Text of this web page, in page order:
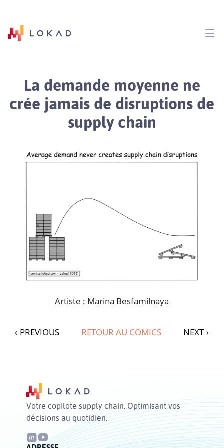
La demande moyenne ne
crée jamais de disruptions de
supply chain
Artiste : Marina Besfamilnaya
‹ PREVIOUS RETOUR AU COMICS NEXT ›
Votre copilote supply chain. Optimisant vos
décisions au quotidien.